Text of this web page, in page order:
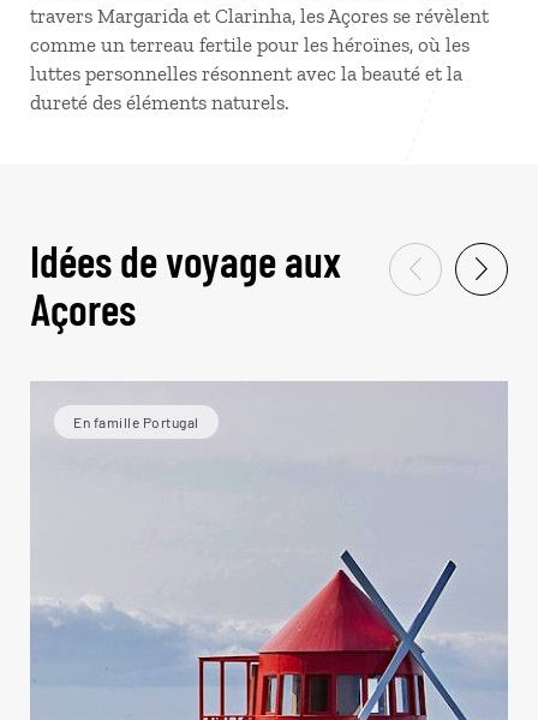
travers Margarida et Clarinha, les Açores se révèlent
comme un terreau fertile pour les héroïnes, où les
luttes personnelles résonnent avec la beauté et la
dureté des éléments naturels.
Idées de voyage aux
Açores
En famille Portugal